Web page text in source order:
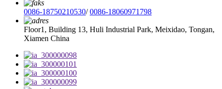
0086-18750210530/0086-18060971798
Floor1, Building 13, Huli Industrial Park, Meixidao, Tongan,
Xiamen China